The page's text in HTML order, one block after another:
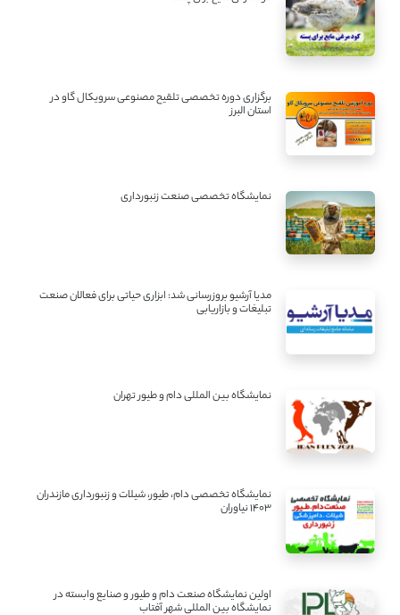
برگزاری دوره تخصصی تلقیح مصنوعی سرویکال گاو در
استان البرز
نمایشگاه تخصصی صنعت زنبورداری
مدیا آرشیو بروزرسانی شد: ابزاری حیاتی برای فعالان صنعت
تبلیغات و بازاریابی
نمایشگاه بین المللی دام و طیور تهران
نمایشگاه تخصصی دام، طیور، شیلات و زنبورداری مازندران
1403 نیاوران
اولین نمایشگاه صنعت دام و طیور و صنایع وابسته در
نمایشگاه بین المللی شهر آفتاب